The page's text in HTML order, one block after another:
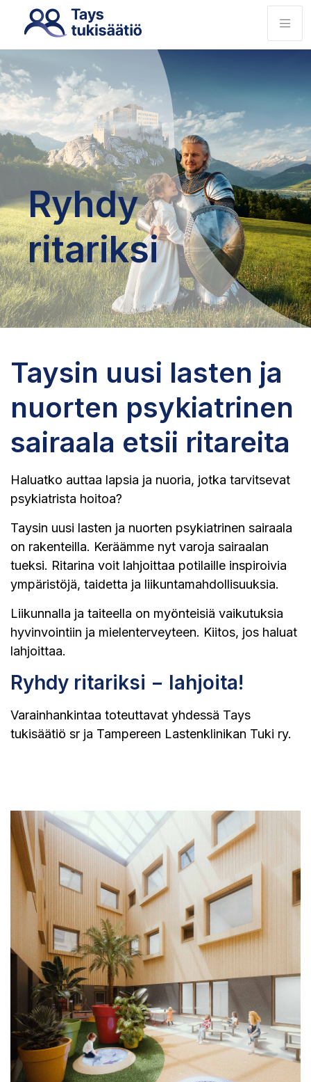
Ryhdy
ritariksi
Taysin uusi lasten ja
nuorten psykiatrinen
sairaala etsii ritareita
Haluatko auttaa lapsia ja nuoria, jotka tarvitsevat
psykiatrista hoitoa?
Taysin uusi lasten ja nuorten psykiatrinen sairaala
on rakenteilla. Keräämme nyt varoja sairaalan
tueksi. Ritarina voit lahjoittaa potilaille inspiroivia
ympäristöjä, taidetta ja liikuntamahdollisuuksia.
Liikunnalla ja taiteella on myönteisiä vaikutuksia
hyvinvointiin ja mielenterveyteen. Kiitos, jos haluat
lahjoittaa.
Ryhdy ritariksi − lahjoita!
Varainhankintaa toteuttavat yhdessä Tays
tukisäätiö sr ja Tampereen Lastenklinikan Tuki ry.